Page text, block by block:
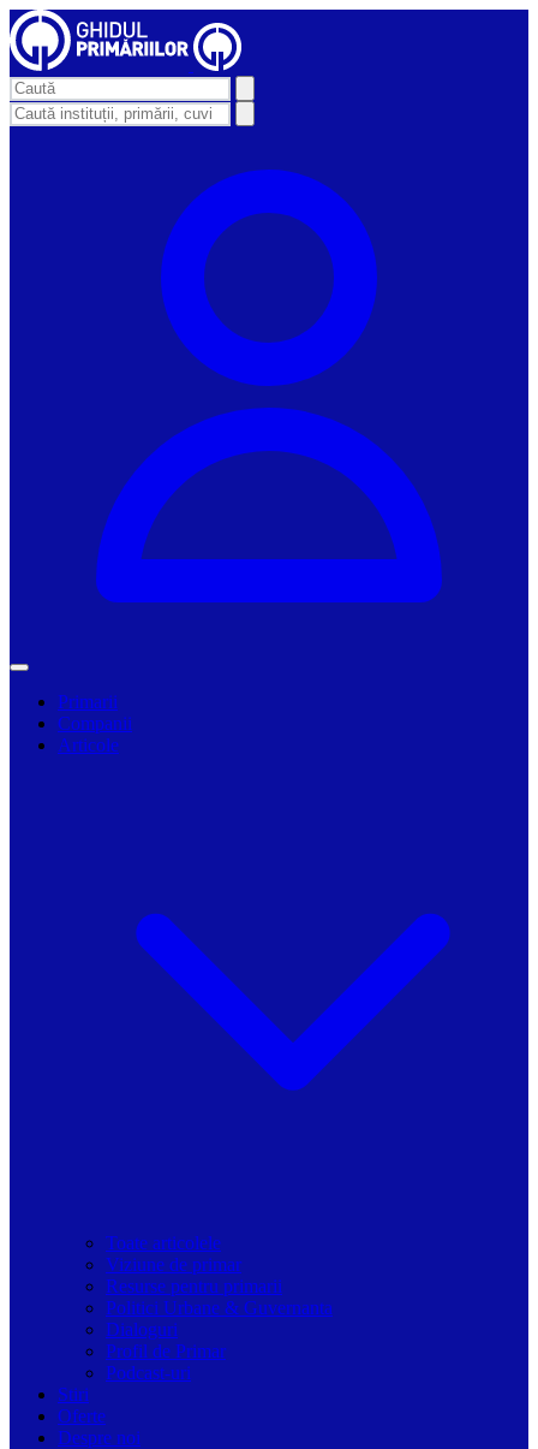
Primarii
Companii
Articole
Toate articolele
Viziune de primar
Resurse pentru primarii
Politici Urbane & Guvernanta
Dialoguri
Profil de Primar
Podcast-uri
Stiri
Oferte
Despre noi